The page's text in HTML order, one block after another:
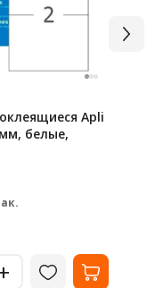
Apli
белые,